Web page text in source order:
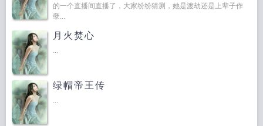
的一个直播间直播了，大家纷纷猜测，她是渡劫还是上辈子作
孽...
月火焚心
...
绿帽帝王传
...